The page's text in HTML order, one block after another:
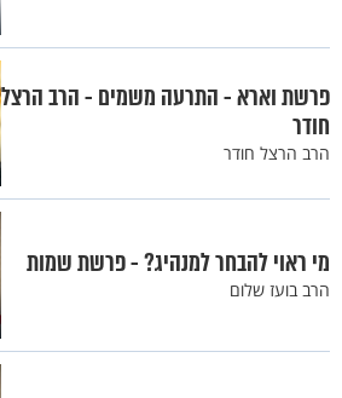
פרשת וארא - התרעה משמים - הרב הרצל
חודר
הרב הרצל חודר
מי ראוי להבחר למנהיג? - פרשת שמות
הרב בועז שלום